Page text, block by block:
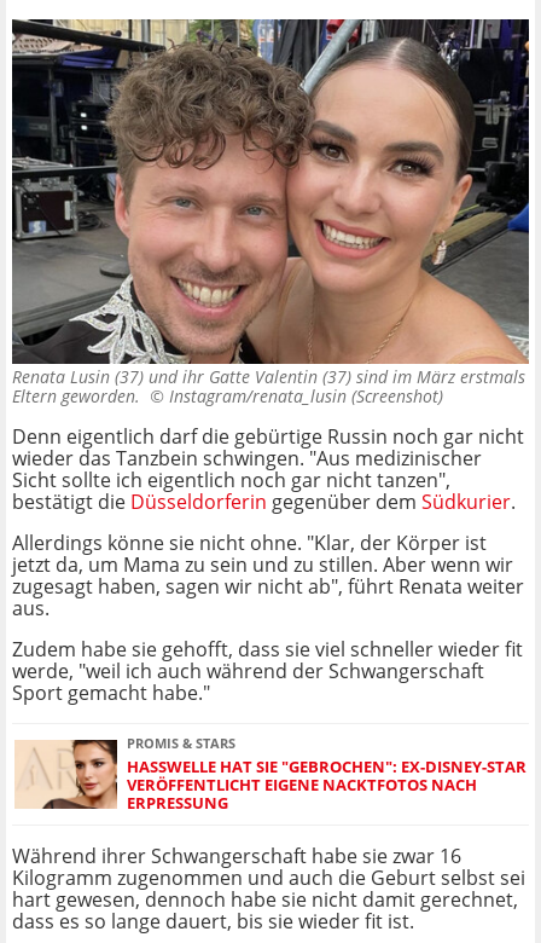
Renata Lusin (37) und ihr Gatte Valentin (37) sind im März erstmals
Eltern geworden. © Instagram/renata_lusin (Screenshot)
Denn eigentlich darf die gebürtige Russin noch gar nicht
wieder das Tanzbein schwingen. "Aus medizinischer
Sicht sollte ich eigentlich noch gar nicht tanzen",
bestätigt die Düsseldorferin gegenüber dem Südkurier.
Allerdings könne sie nicht ohne. "Klar, der Körper ist
jetzt da, um Mama zu sein und zu stillen. Aber wenn wir
zugesagt haben, sagen wir nicht ab", führt Renata weiter
aus.
Zudem habe sie gehofft, dass sie viel schneller wieder fit
werde, "weil ich auch während der Schwangerschaft
Sport gemacht habe."
PROMIS & STARS
HASSWELLE HAT SIE "GEBROCHEN": EX-DISNEY-STAR
VERÖFFENTLICHT EIGENE NACKTFOTOS NACH
ERPRESSUNG
Während ihrer Schwangerschaft habe sie zwar 16
Kilogramm zugenommen und auch die Geburt selbst sei
hart gewesen, dennoch habe sie nicht damit gerechnet,
dass es so lange dauert, bis sie wieder fit ist.